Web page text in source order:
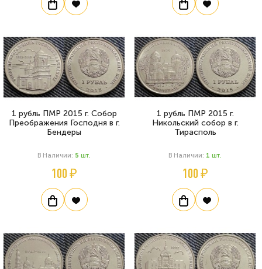
1 рубль ПМР 2015 г. Собор
Преображения Господня в г.
Бендеры
В Наличии: 5 Шт.
100 ₽
1 рубль ПМР 2015 г.
Никольский собор в г.
Тирасполь
В Наличии: 1 Шт.
100 ₽